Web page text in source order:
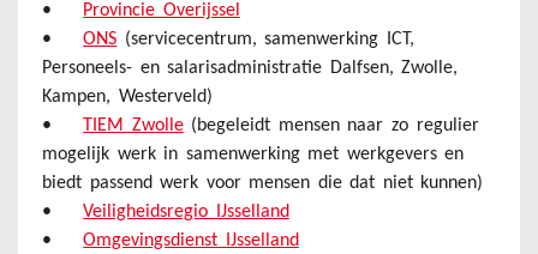
•
Provincie Overijssel
•ONS (servicecentrum, samenwerking ICT,
Personeels- en salarisadministratie Dalfsen, Zwolle,
Kampen, Westerveld)
• TIEM Zwolle(begeleidt mensen naar zo regulier
mogelijk werk in samenwerking met werkgevers en
biedt passend werk voor mensen die dat niet kunnen)
•Veiligheidsregio IJsselland
•Omgevingsdienst IJsselland